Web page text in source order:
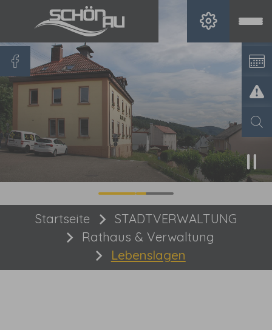
Zum Hauptinhalt springen
Sie sind hier:Startseite
STADTVERWALTUNG
Rathaus & Verwaltung
Lebenslagen